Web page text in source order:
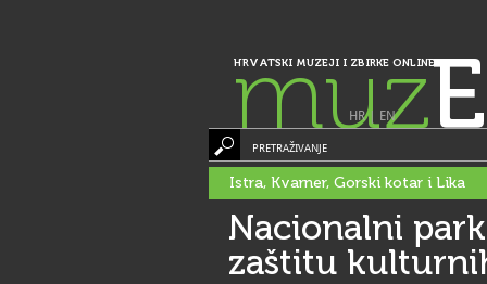
HRVATSKI MUZEJI I ZBIRKE ONLINE
muz
HR| EN
PRETRAŽIVANJE
Istra, Kvarner, Gorski kotar i Lika
Nacionalni
zaštitu